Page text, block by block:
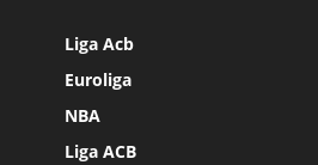
Liga Acb
Euroliga
NBA
Liga ACB